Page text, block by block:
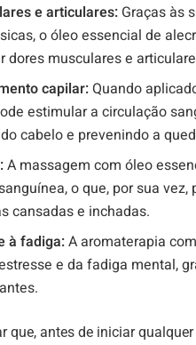
e articulares: Graças às
o óleo essencial de
dores musculares e
capilar:Quando
estimular a circulação
cabelo e prevenindo a
A massagem com óleo
o que, por sua
cansadas e inchadas.
à fadiga:A aromaterapia
e da fadiga mental,
que, antes de iniciar